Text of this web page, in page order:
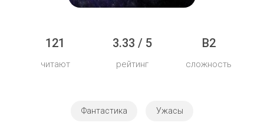
121
читают
3.33 / 5
рейтинг
B2
сложность
Фантастика Ужасы